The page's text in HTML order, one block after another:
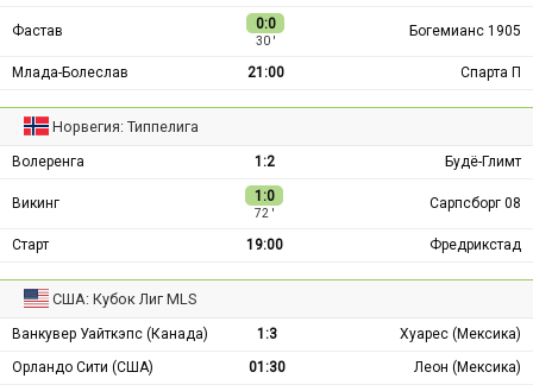
Фастав 0:0
30 ′
Богемианс 1905
Млада-Болеслав 21:00 Спарта П
Норвегия: Типпелига
Волеренга 1:2 Будё-Глимт
Викинг 1:0
72 ′
Сарпсборг 08
Старт 19:00 Фредрикстад
США: Кубок Лиг MLS
Ванкувер Уайткэпс (Канада) 1:3
Хуарес (Мексика)
Орландо Сити (США)
01:30
Леон (Мексика)